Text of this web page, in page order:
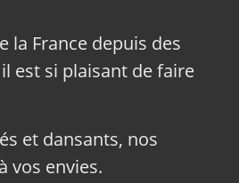
la France depuis des
est si plaisant de faire
et dansants, nos
vos envies.